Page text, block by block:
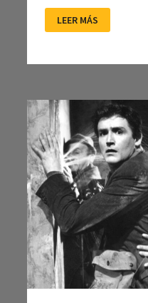
PEOPLE
IN
NO
COSA,
PERO
TIENE
ALMA
LEER MÁS